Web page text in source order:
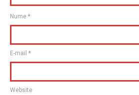
Nume *
E-mail *
Website